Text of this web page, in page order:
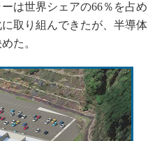
は世界シェアの66％を占め
取り組んできたが、半導体
た。